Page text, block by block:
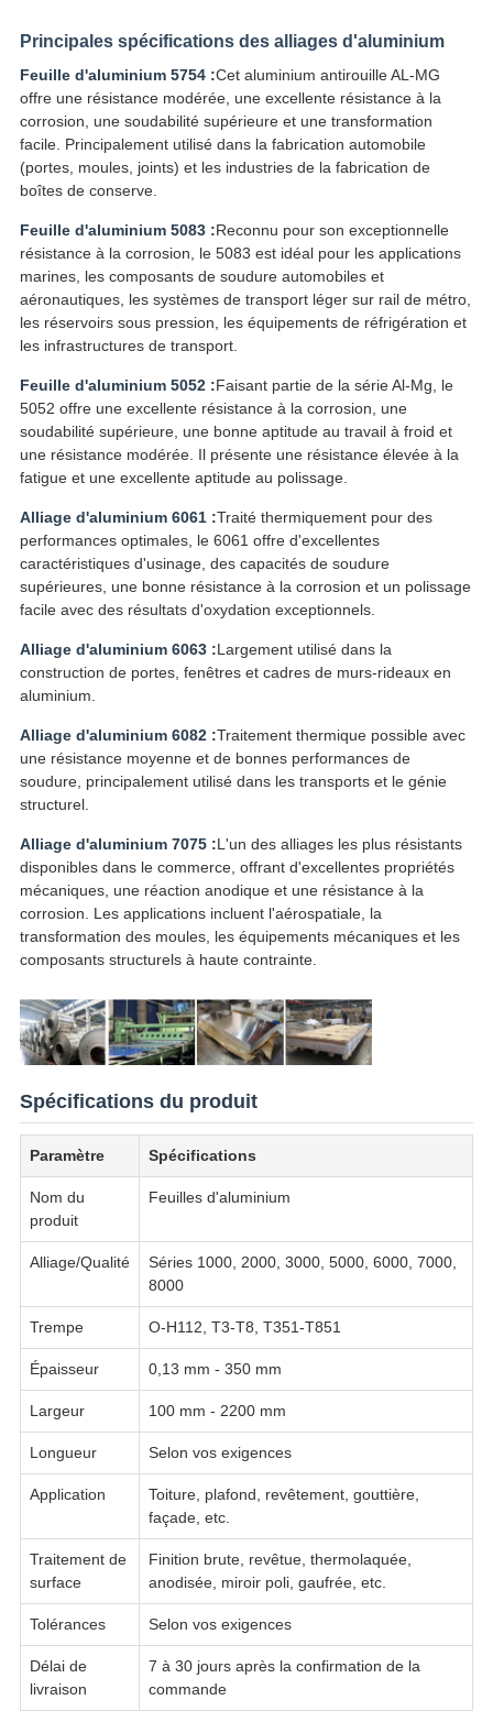
Principales spécifications des alliages d'aluminium
Feuille d'aluminium 5754 :Cet aluminium antirouille AL-MG
offre une résistance modérée, une excellente résistance à la
corrosion, une soudabilité supérieure et une transformation
facile. Principalement utilisé dans la fabrication automobile
(portes, moules, joints) et les industries de la fabrication de
boîtes de conserve.
Feuille d'aluminium 5083 :Reconnu pour son exceptionnelle
résistance à la corrosion, le 5083 est idéal pour les applications
marines, les composants de soudure automobiles et
aéronautiques, les systèmes de transport léger sur rail de métro,
les réservoirs sous pression, les équipements de réfrigération et
les infrastructures de transport.
Feuille d'aluminium 5052 :Faisant partie de la série Al-Mg, le
5052 offre une excellente résistance à la corrosion, une
soudabilité supérieure, une bonne aptitude au travail à froid et
une résistance modérée. Il présente une résistance élevée à la
fatigue et une excellente aptitude au polissage.
Alliage d'aluminium 6061 :Traité thermiquement pour des
performances optimales, le 6061 offre d'excellentes
caractéristiques d'usinage, des capacités de soudure
supérieures, une bonne résistance à la corrosion et un polissage
facile avec des résultats d'oxydation exceptionnels.
Alliage d'aluminium 6063 :Largement utilisé dans la
construction de portes, fenêtres et cadres de murs-rideaux en
aluminium.
Alliage d'aluminium 6082 :Traitement thermique possible avec
une résistance moyenne et de bonnes performances de
soudure, principalement utilisé dans les transports et le génie
structurel.
Alliage d'aluminium 7075 :L'un des alliages les plus résistants
disponibles dans le commerce, offrant d'excellentes propriétés
mécaniques, une réaction anodique et une résistance à la
corrosion. Les applications incluent l'aérospatiale, la
transformation des moules, les équipements mécaniques et les
composants structurels à haute contrainte.
Spécifications du produit
Paramètre Spécifications
Nom du
produit
Feuilles d'aluminium
Alliage/Qualité
Séries 1000, 2000, 3000, 5000, 6000, 7000,
8000
Trempe O-H112, T3-T8, T351-T851
Épaisseur 0,13 mm - 350 mm
Largeur 100 mm - 2200 mm
Longueur Selon vos exigences
Application
Toiture, plafond, revêtement, gouttière,
façade, etc.
Traitement de
surface
Finition brute, revêtue, thermolaquée,
anodisée, miroir poli, gaufrée, etc.
Tolérances Selon vos exigences
Délai de
livraison
7 à 30 jours après la confirmation de la
commande